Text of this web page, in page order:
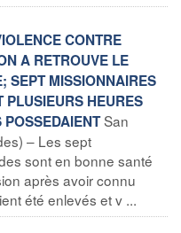
CONTRE
A RETROUVE LE
SEPT MISSIONNAIRES
PLUSIEURS HEURES
POSSEDAIENTSan
– Les sept
sont en bonne santé
après avoir connu
été enlevés et v ...